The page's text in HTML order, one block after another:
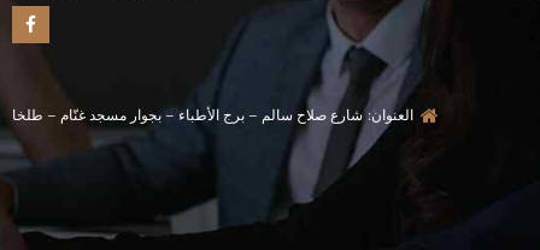
العنوان: شارع صلاح سالم – برج الأطباء – بجوار مسجد غنّام – طلخا